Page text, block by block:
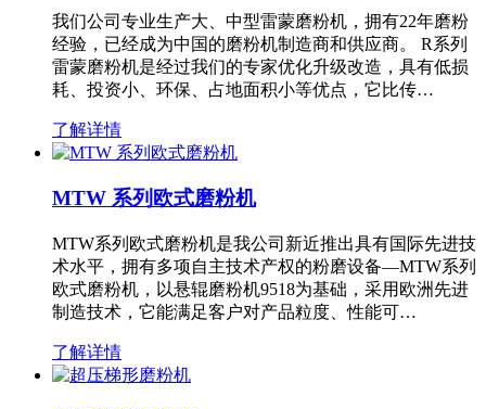
我们公司专业生产大、中型雷蒙磨粉机，拥有22年磨粉
经验，已经成为中国的磨粉机制造商和供应商。 R系列
雷蒙磨粉机是经过我们的专家优化升级改造，具有低损
耗、投资小、环保、占地面积小等优点，它比传…
了解详情
MTW 系列欧式磨粉机
MTW系列欧式磨粉机是我公司新近推出具有国际先进技
术水平，拥有多项自主技术产权的粉磨设备—MTW系列
欧式磨粉机，以悬辊磨粉机9518为基础，采用欧洲先进
制造技术，它能满足客户对产品粒度、性能可…
了解详情